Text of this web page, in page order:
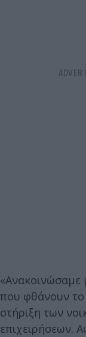
«Ανακοινώσαμε
που φθάνουν το
στήριξη των
επιχειρήσεων.